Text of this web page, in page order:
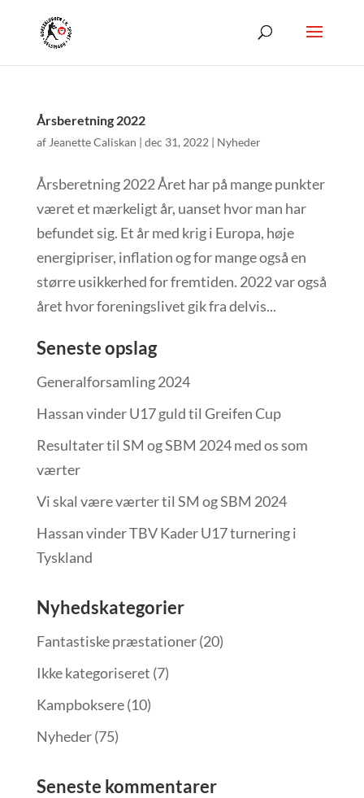
Årsberetning 2022
af Jeanette Caliskan | dec 31, 2022 | Nyheder
Årsberetning 2022 Året har på mange punkter
været et mærkeligt år, uanset hvor man har
befundet sig. Et år med krig i Europa, høje
energipriser, inflation og for mange også en
større usikkerhed for fremtiden. 2022 var også
året hvor foreningslivet gik fra delvis...
Seneste opslag
Generalforsamling 2024
Hassan vinder U17 guld til Greifen Cup
Resultater til SM og SBM 2024 med os som
værter
Vi skal være værter til SM og SBM 2024
Hassan vinder TBV Kader U17 turnering i
Tyskland
Nyhedskategorier
Fantastiske præstationer(20)
Ikke kategoriseret (7)
Kampboksere(10)
Nyheder(75)
Seneste kommentarer